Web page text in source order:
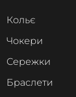
Кольє
Чокери
Сережки
Браслети